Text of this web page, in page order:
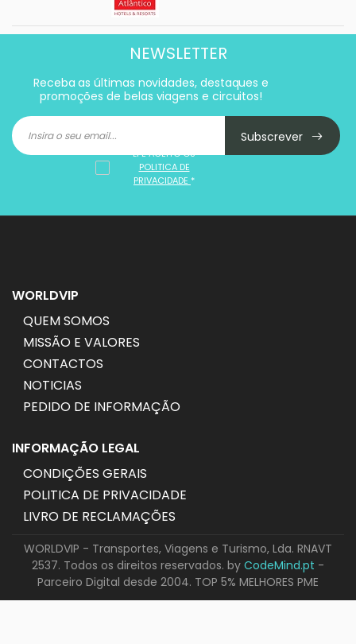
NEWSLETTER
Receba as últimas novidades, destaques e
promoções de belas viagens e circuitos!
Subscrever
LI E ACEITO OS
POLITICA DE
PRIVACIDADE *
WORLDVIP
QUEM SOMOS
MISSÃO E VALORES
CONTACTOS
NOTICIAS
PEDIDO DE INFORMAÇÃO
INFORMAÇÃO LEGAL
CONDIÇÕES GERAIS
POLITICA DE PRIVACIDADE
LIVRO DE RECLAMAÇÕES
WORLDVIP - Transportes, Viagens e Turismo, Lda. RNAVT
2537. Todos os direitos reservados. by CodeMind.pt -
Parceiro Digital desde 2004. TOP 5% MELHORES PME